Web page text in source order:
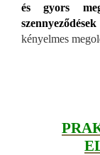
és gyors
kényelmes